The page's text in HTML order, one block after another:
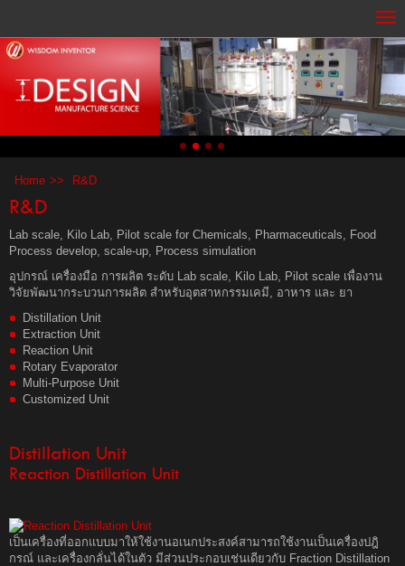
Home R&D
R&D
Lab scale, Kilo Lab, Pilot scale for Chemicals, Pharmaceuticals, Food
Process develop, scale-up, Process simulation
อุปกรณ์ เครื่องมือ การผลิต ระดับ Lab scale, Kilo Lab, Pilot scale เพื่องาน
วิจัยพัฒนากระบวนการผลิต สำหรับอุตสาหกรรมเคมี, อาหาร และ ยา
Distillation Unit
Extraction Unit
Reaction Unit
Rotary Evaporator
Multi-Purpose Unit
Customized Unit
Distillation Unit
Reaction Distillation Unit
เป็นเครื่องที่ออกแบบมาให้ใช้งานอเนกประสงค์สามารถใช้งานเป็นเครื่องปฎิ
กรณ์ และเครื่องกลั่นได้ในตัว มีส่วนประกอบเช่นเดียวกับ Fraction Distillation